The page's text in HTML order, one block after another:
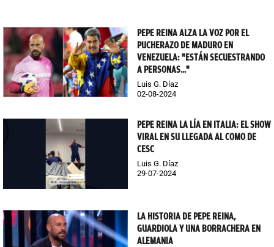
PEPE REINA ALZA LA VOZ POR EL
PUCHERAZO DE MADURO EN
VENEZUELA: "ESTÁN SECUESTRANDO
A PERSONAS..."
Luis G. Díaz
02-08-2024
PEPE REINA LA LÍA EN ITALIA: EL SHOW
VIRAL EN SU LLEGADA AL COMO DE
CESC
Luis G. Díaz
29-07-2024
LA HISTORIA DE PEPE REINA,
GUARDIOLA Y UNA BORRACHERA EN
ALEMANIA